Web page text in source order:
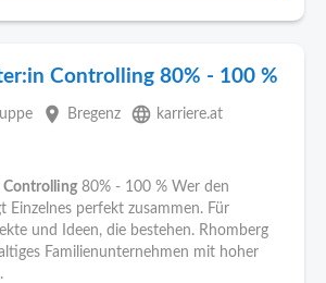
Controlling 80% - 100 %
place Bregenz language karriere.at
Controlling 80% - 100 % Wer den
Einzelnes perfekt zusammen. Für
und Ideen, die bestehen. Rhomberg
Familienunternehmen mit hoher